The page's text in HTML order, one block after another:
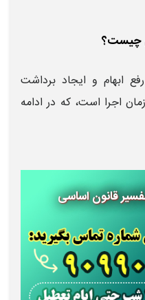
ابهام و ایجاد برداشت
اجرا است، که در ادامه
قانون اساسی